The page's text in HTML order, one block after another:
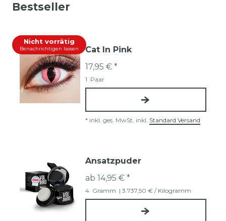
Bestseller
Nicht vorrätig
Benachrichtigen lassen
Cat In Pink
17,95 € *
1 Paar
* inkl. ges. MwSt. inkl. Standard Versand
Ansatzpuder
ab 14,95 € *
4 Gramm | 3.737,50 € / Kilogramm